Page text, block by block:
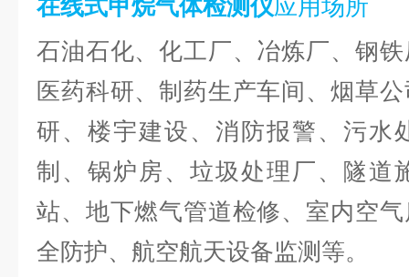
在线式甲烷气体检测仪应用场所
石油石化、化工厂、冶炼厂、钢
医药科研、制药生产车间、烟草
研、楼宇建设、消防报警、污水
制、锅炉房、垃圾处理厂、隧道
站、地下燃气管道检修、室内空
全防护、航空航天设备监测等。